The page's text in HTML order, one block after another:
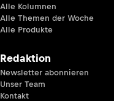
Alle Kolumnen
Alle Themen der Woche
Alle Produkte
Redaktion
Newsletter abonnieren
Unser Team
Kontakt